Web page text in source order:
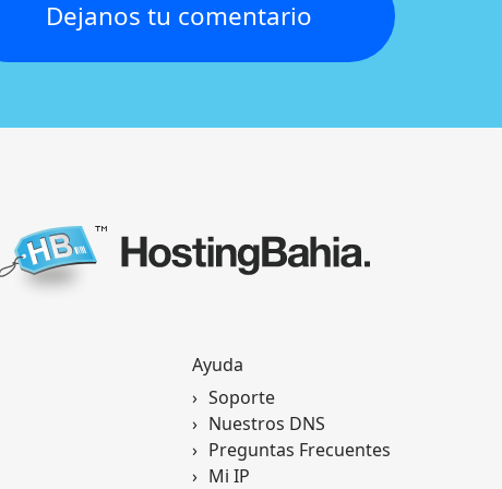
Aceptamos, reiniciamos la conexión y la
probamos
Dejanos tu comentario
Ayuda
Soporte
Nuestros DNS
Preguntas Frecuentes
Mi IP